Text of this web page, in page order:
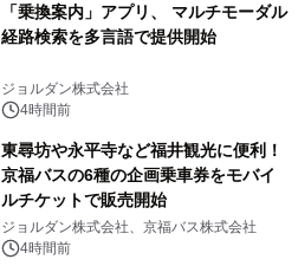
「乗換案内」アプリ、 マルチモーダル
経路検索を多言語で提供開始
ジョルダン株式会社
4時間前
東尋坊や永平寺など福井観光に便利！
京福バスの6種の企画乗車券をモバイ
ルチケットで販売開始
ジョルダン株式会社、京福バス株式会社
4時間前